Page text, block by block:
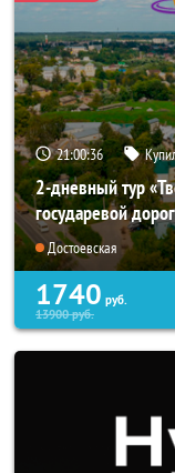
21:00:34
2-дневный тур
государевой
Достоевская
1740 руб.
13900руб.